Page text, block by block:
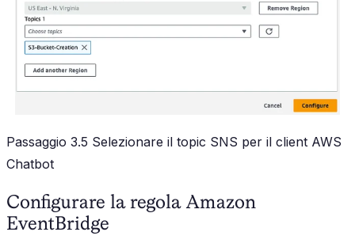
Passaggio 3.5 Selezionare il topic SNS per il client AWS
Chatbot
Configurare la regola Amazon
EventBridge